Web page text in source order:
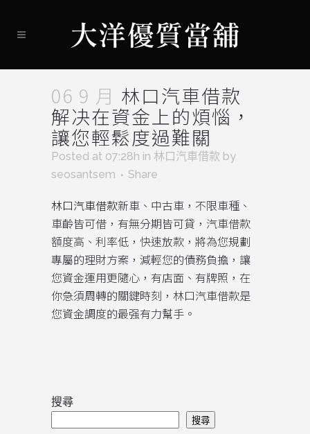
06 9 月 林口汽車借款
解决在資金上的煩惱，
讓您輕鬆度過難關
Posted at 07:28h in 林口汽車借款 by
seosantsem
Share
林口汽車借款新車、中古車，不限車種、
車齡皆可借，有無分期皆可貸，汽車借款
額度高、利率低，快速放款，將為您規劃
專屬的理財方案，減輕您的債務負擔，讓
您資金運用更隨心，有店面、有牌照，在
你急須周轉的關鍵時刻，林口汽車借款是
您資金調度的最强有力幫手。
搜尋
搜尋